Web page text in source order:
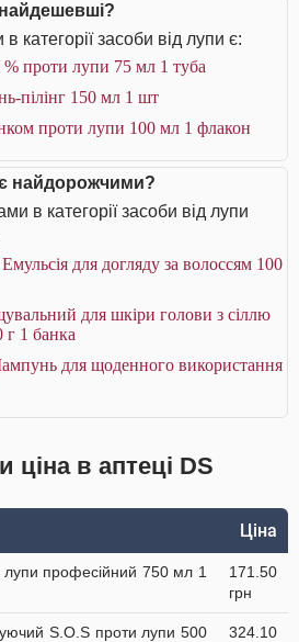
категорії засоби від лупи є:
проти лупи 75 мл 1 туба
пілінг 150 мл 1 шт
проти лупи 100 мл 1 флакон
є найдорожчими?
в категорії засоби від лупи
для догляду за волоссям 100
для шкіри голови з сіллю
г 1 банка
для щоденного використання
ціна в аптеці DS
Ціна
професійний 750 мл 1
171.50
грн
S.O.S проти лупи 500
324.10